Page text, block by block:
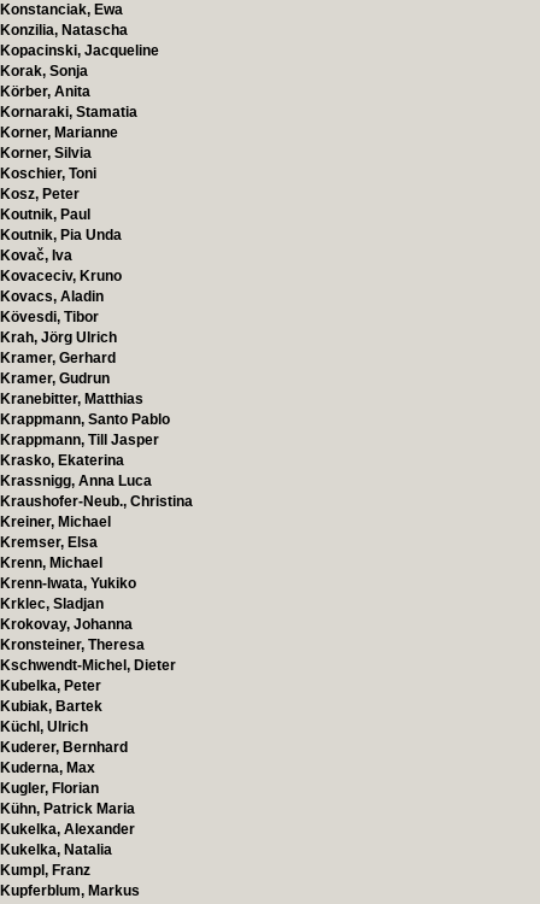
Konstanciak, Ewa
Konzilia, Natascha
Kopacinski, Jacqueline
Korak, Sonja
Körber, Anita
Kornaraki, Stamatia
Korner, Marianne
Korner, Silvia
Koschier, Toni
Kosz, Peter
Koutnik, Paul
Koutnik, Pia Unda
Kovač, Iva
Kovaceciv, Kruno
Kovacs, Aladin
Kövesdi, Tibor
Krah, Jörg Ulrich
Kramer, Gerhard
Kramer, Gudrun
Kranebitter, Matthias
Krappmann, Santo Pablo
Krappmann, Till Jasper
Krasko, Ekaterina
Krassnigg, Anna Luca
Kraushofer-Neub., Christina
Kreiner, Michael
Kremser, Elsa
Krenn, Michael
Krenn-Iwata, Yukiko
Krklec, Sladjan
Krokovay, Johanna
Kronsteiner, Theresa
Kschwendt-Michel, Dieter
Kubelka, Peter
Kubiak, Bartek
Küchl, Ulrich
Kuderer, Bernhard
Kuderna, Max
Kugler, Florian
Kühn, Patrick Maria
Kukelka, Alexander
Kukelka, Natalia
Kumpl, Franz
Kupferblum, Markus